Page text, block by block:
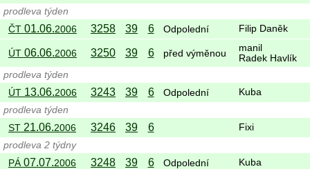
prodleva týden
ČT 01.06.2006 3258 39 6 Odpolední Filip Daněk
ÚT 06.06.2006 3250 39 6 před výměnou
manil
Radek Havlík
prodleva týden
ÚT 13.06.2006 3243 39 6 Odpolední
Kuba
prodleva týden
ST 21.06.2006 3246 39 6
Fixi
prodleva 2 týdny
PÁ 07.07.2006 3248 39 6 Odpolední
Kuba